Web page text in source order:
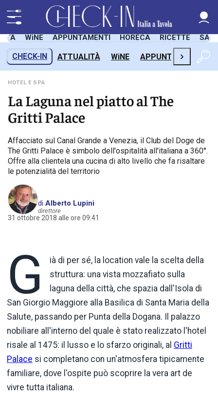
WiNE APPUNTAMENTI HORECA RICETTE
CHECK-IN ATTUALITÀ WiNE APPUNTAMENTI
›
HOTEL E SPA
La Laguna nel piatto al The
Gritti Palace
Affacciato sul Canal Grande a Venezia, il Club del Doge de
The Gritti Palace è simbolo dell'ospitalità all'italiana a 360°.
Offre alla clientela una cucina di alto livello che fa risaltare
le potenzialità del territorio
di Alberto Lupini
direttore
31 ottobre 2018 alle ore 09:41
G
ià di per sé, la location vale la scelta della
struttura: una vista mozzafiato sulla
laguna della città, che spazia dall'Isola di
San Giorgio Maggiore alla Basilica di Santa Maria della
Salute, passando per Punta della Dogana. Il palazzo
nobiliare all'interno del quale è stato realizzato l'hotel
risale al 1475: il lusso e lo sfarzo originali, al Gritti
Palace si completano con un'atmosfera tipicamente
familiare, dove l'ospite può scoprire la vera art de
vivre tutta italiana.